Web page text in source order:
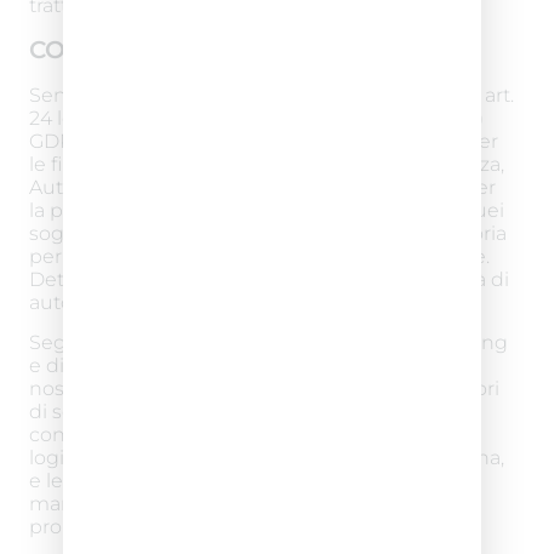
trattamento e/o amministratori di sistema;
COMUNICAZIONE DEI DATI
Senza la necessità di un espresso consenso (ex art.
24 lett. a), b), d) Codice Privacy e art. 6 lett. b) e c)
GDPR), il Titolare potrà comunicare i Suoi dati per
le finalità di cui all’art. 2.A) a Organismi di vigilanza,
Autorità giudiziarie, a società di assicurazione per
la prestazione di servizi assicurativi, nonché a quei
soggetti ai quali la comunicazione sia obbligatoria
per legge per l’espletamento delle finalità dette.
Detti soggetti tratteranno i dati nella loro qualità di
autonomi titolari del trattamento.
Segnaliamo inoltre che per le finalità di marketing
e di invio di comunicazioni volte a migliorare la
nostra offerta on-line ci avvaliamo di Terzi fornitori
di servizi affinché svolgano attività per nostro
conto. Tra questi rientrano le piattaforme
logistiche per le attività di spedizione e consegna,
e le piattaforme di email marketing e social
marketing per le attività di comunicazione
promozionale.